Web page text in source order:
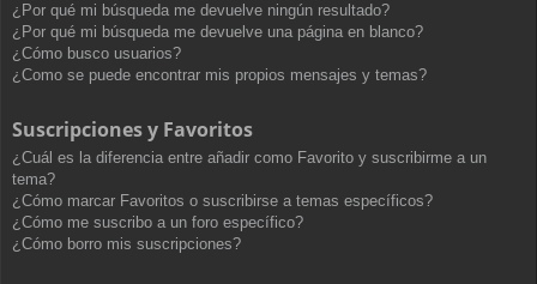
¿Por qué mi búsqueda me devuelve ningún resultado?
¿Por qué mi búsqueda me devuelve una página en blanco?
¿Cómo busco usuarios?
¿Como se puede encontrar mis propios mensajes y temas?
Suscripciones y Favoritos
¿Cuál es la diferencia entre añadir como Favorito y suscribirme a un
tema?
¿Cómo marcar Favoritos o suscribirse a temas específicos?
¿Cómo me suscribo a un foro específico?
¿Cómo borro mis suscripciones?